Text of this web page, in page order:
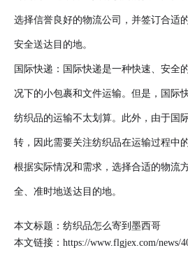
选择信誉良好的物流公司，并签订合适
安全送达目的地。
国际快递 ： 国际快递是一种快速、安全
况下的小包裹和文件运输。但是，国际
纺织品的运输不太划算。此外，由于国
转，因此需要关注纺织品在运输过程中
根据实际情况和需求，选择合适的物流
全、准时地送达目的地。
本文标题：纺织品怎么寄到墨西哥
本文链接： https://www.flgjex.com/news/